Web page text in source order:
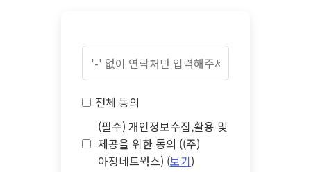
전체 동의
(필수) 개인정보수집,활용 및
제공을 위한 동의 ((주)
아정네트웍스) (보기)